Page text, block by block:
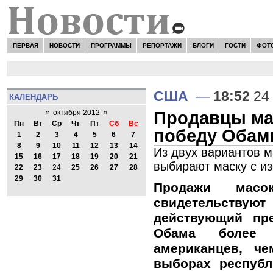
ПЕРВАЯ НОВОСТИ ПРОГРАММЫ РЕПОРТАЖИ БЛОГИ ГОСТИ
КАЛЕНДАРЬ
« октября 2012 »
Пн
Вт Ср Чт Пт Сб
Вс
1
2 3 4 5 6
7
8
9 10 11 12 13
14
15
16 17 18 19 20
21
22
23 24 25 26 27
28
29
30 31
США — 18:52 24
Продавцы
победу
Из двух вариантов
выбирают маску с
Продажи
действующий
Обама более
американцев,
выборах